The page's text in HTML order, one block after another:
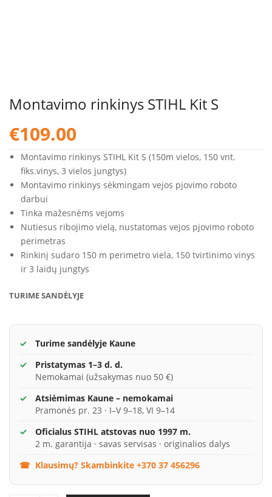
Montavimo rinkinys STIHL Kit S
€109.00
Montavimo rinkinys STIHL Kit S (150m vielos, 150 vnt.
fiks.vinys, 3 vielos jungtys)
Montavimo rinkinys sėkmingam vejos pjovimo roboto
darbui
Tinka mažesnėms vejoms
Nutiesus ribojimo vielą, nustatomas vejos pjovimo roboto
perimetras
Rinkinį sudaro 150 m perimetro viela, 150 tvirtinimo vinys
ir 3 laidų jungtys
TURIME SANDĖLYJE
Turime sandėlyje Kaune
Pristatymas 1–3 d. d.
Nemokamai (užsakymas nuo 50 €)
Atsiėmimas Kaune – nemokamai
Pramonės pr. 23 · I–V 9–18, VI 9–14
Oficialus STIHL atstovas nuo 1997 m.
2 m. garantija · savas servisas · originalios dalys
Klausimų? Skambinkite +370 37 456296